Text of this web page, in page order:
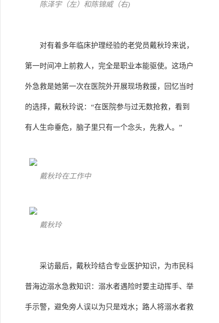
陈泽宇（左）和陈锦威（右)
对有着多年临床护理经验的老党员戴秋玲来说，
第一时间冲上前救人，完全是职业本能驱使。这场户
外急救是她第一次在医院外开展现场救援，回忆当时
的选择，戴秋玲说：“在医院参与过无数抢救，看到
有人生命垂危，脑子里只有一个念头，先救人。”
戴秋玲在工作中
戴秋玲
采访最后，戴秋玲结合专业医护知识，为市民科
普海边溺水急救知识：溺水者遇险时要主动挥手、举
手示警，避免旁人误以为只是戏水；路人将溺水者救